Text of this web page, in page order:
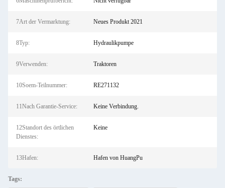
7Art der Vermarktung: Neues Produkt 2021
8Typ: Hydraulikpumpe
9Verwenden: Traktoren
10Soem-Teilnummer: RE271132
11Nach Garantie-Service: Keine Verbindung.
12Standort des örtlichen
Dienstes:
Keine
13Hafen: Hafen von HuangPu
Tags: